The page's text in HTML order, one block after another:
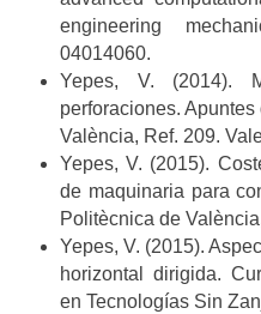
engineering
04014060.
Yepes, V. (2014).
perforaciones.
València, Ref. 209.
Yepes, V. (2015).
de maquinaria para
Politècnica de
Yepes, V. (2015).
horizontal dirigida.
en Tecnologías Sin